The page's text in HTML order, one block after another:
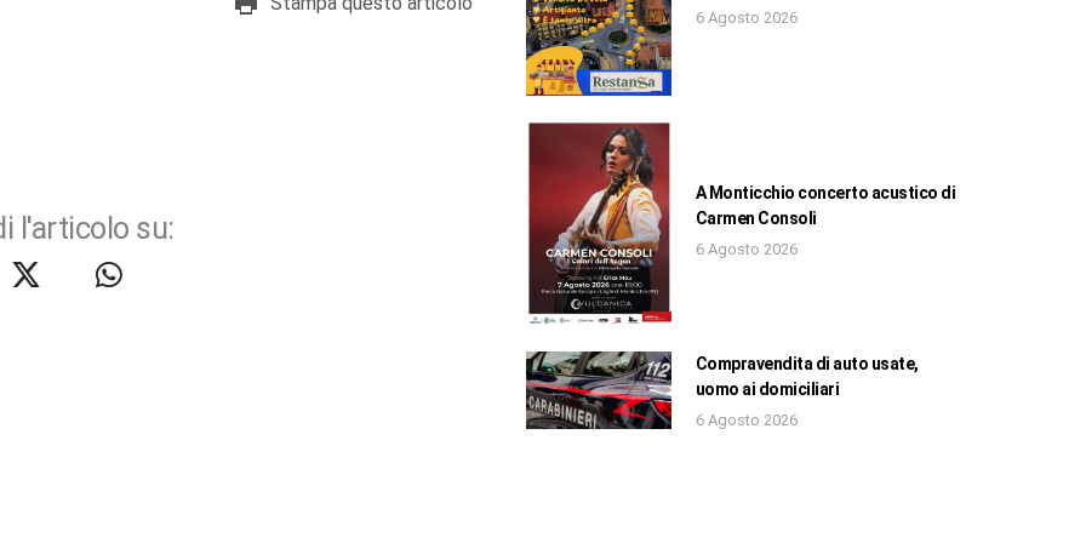
l'articolo su:
6 Agosto 2026
A Monticchio concerto acustico di
Carmen Consoli
6 Agosto 2026
Compravendita di auto usate,
uomo ai domiciliari
6 Agosto 2026